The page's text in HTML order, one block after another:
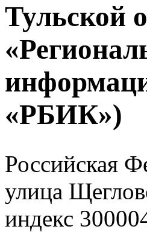
Тульской
«РБИК»)
Российская
улица
индекс